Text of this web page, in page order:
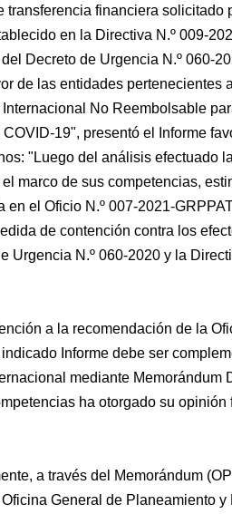
transferencia financiera solicitado
en la Directiva N.º 009-
Decreto de Urgencia N.º 060-
de las entidades pertenecientes
No Reembolsable
19", presentó el Informe
"Luego del análisis efectuado
el marco de sus competencias,
en el Oficio N.º 007-2021-
de contención contra los
Urgencia N.º 060-2020 y la
a la recomendación de la
Informe debe ser
mediante Memorándum
ha otorgado su
a través del Memorándum
General de Planeamiento